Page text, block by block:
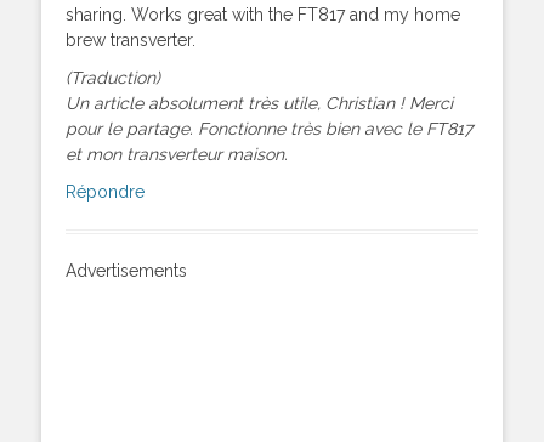
sharing. Works great with the FT817 and my home
brew transverter.
(Traduction)
Un article absolument très utile, Christian ! Merci
pour le partage. Fonctionne très bien avec le FT817
et mon transverteur maison.
Répondre
Advertisements